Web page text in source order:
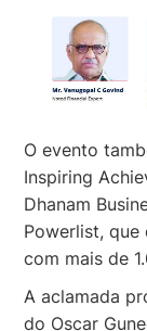
O evento
Inspiring
Dhanam
Powerlist, que
com mais de
A aclamada
do Oscar